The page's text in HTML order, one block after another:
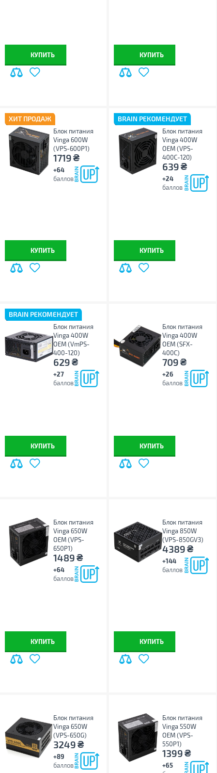
КУПИТЬ КУПИТЬ
ХИТ ПРОДАЖ
Блок питания
Vinga 600W
(VPS-600P1)
1719₴
+64
баллов
КУПИТЬ
BRAIN РЕКОМЕНДУЕТ
Блок питания
Vinga 400W
ОЕМ (VPS-
400С-120)
639₴
+24
баллов
КУПИТЬ
BRAIN РЕКОМЕНДУЕТ
Блок питания
Vinga 400W
ОЕМ (VmPS-
400-120)
629₴
+27
баллов
КУПИТЬ
Блок питания
Vinga 400W
ОЕМ (SFX-
400С)
709₴
+26
баллов
КУПИТЬ
Блок питания
Vinga 650W
ОЕМ (VPS-
650P1)
1489₴
+64
баллов
КУПИТЬ
Блок питания
Vinga 850W
(VPS-850GV3)
4389₴
+144
баллов
КУПИТЬ
Блок питания
Vinga 650W
(VPS-650G)
3249₴
+89
баллов
Блок питания
Vinga 550W
ОЕМ (VPS-
550P1)
1399₴
+65